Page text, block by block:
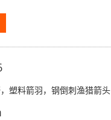
塑料箭羽，钢倒刺渔猎箭头